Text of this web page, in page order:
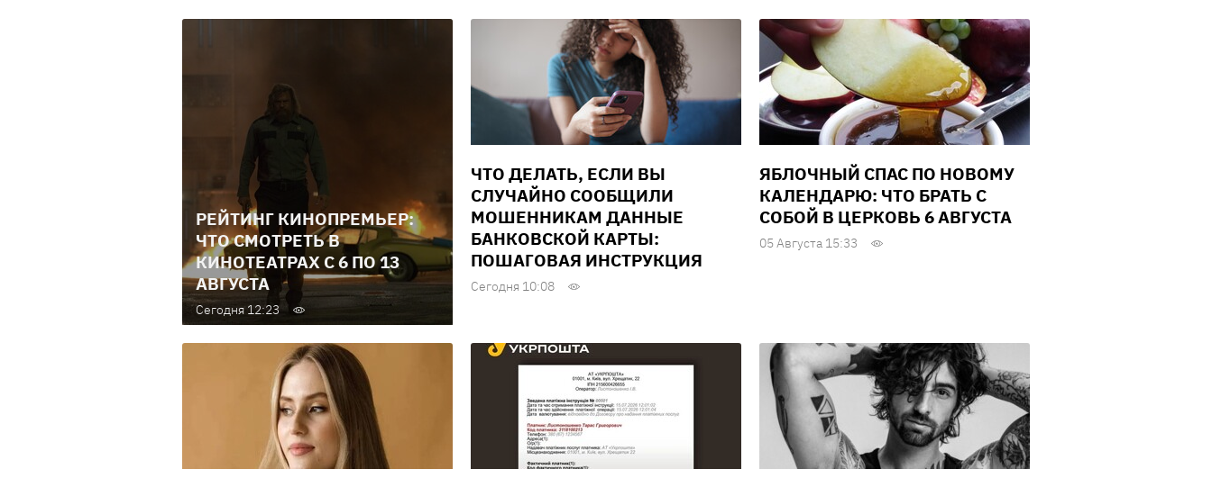
РЕЙТИНГ КИНОПРЕМЬЕР:
ЧТО СМОТРЕТЬ В
КИНОТЕАТРАХ С 6 ПО 13
АВГУСТА
Сегодня 12:23
ЧТО ДЕЛАТЬ, ЕСЛИ ВЫ
СЛУЧАЙНО СООБЩИЛИ
МОШЕННИКАМ ДАННЫЕ
БАНКОВСКОЙ КАРТЫ:
ПОШАГОВАЯ ИНСТРУКЦИЯ
Сегодня 10:08
ЯБЛОЧНЫЙ СПАС ПО НОВОМУ
КАЛЕНДАРЮ: ЧТО БРАТЬ С
СОБОЙ В ЦЕРКОВЬ 6 АВГУСТА
05 Августа 15:33